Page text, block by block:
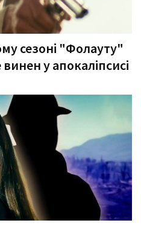
сезоні "Фолауту"
у апокаліпсисі